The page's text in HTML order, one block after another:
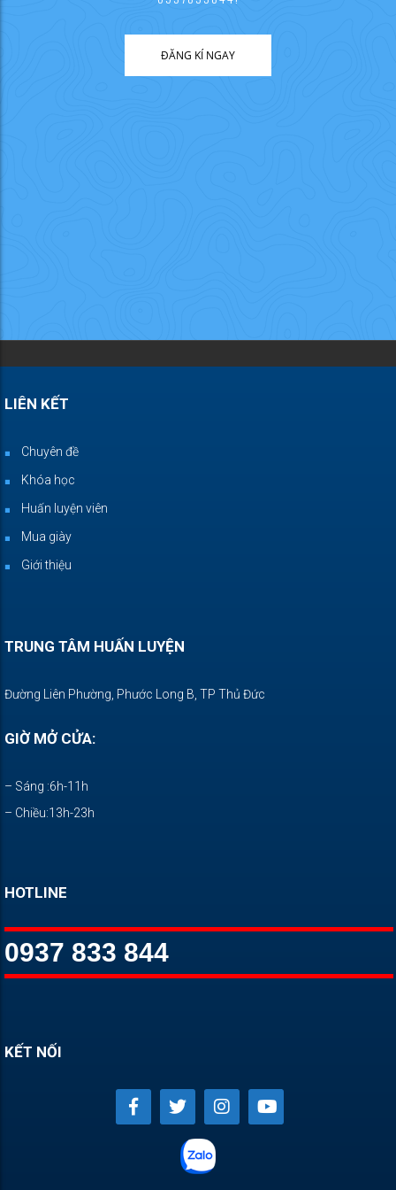
ĐĂNG KÍ NGAY
LIÊN KẾT
Chuyên đề
Khóa học
Huấn luyện viên
Mua giày
Giới thiệu
TRUNG TÂM HUẤN LUYỆN
Đường Liên Phường, Phước Long B, TP Thủ Đức
GIỜ MỞ CỬA:
– Sáng :6h-11h
– Chiều:13h-23h
HOTLINE
0937 833 844
KẾT NỐI